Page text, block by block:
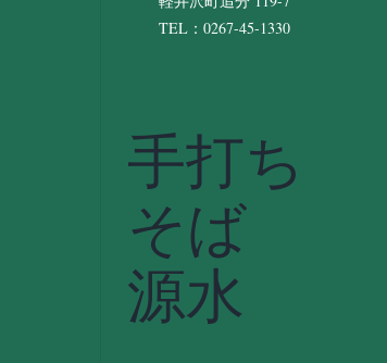
TEL：0267-45-1330
手打ち
そば
源水